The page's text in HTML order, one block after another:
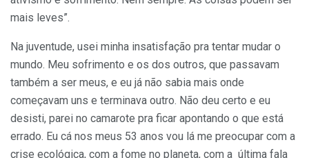
mais leves”.
Na juventude, usei minha insatisfação pra tentar mudar o
mundo. Meu sofrimento e os dos outros, que passavam
também a ser meus, e eu já não sabia mais onde
começavam uns e terminava outro. Não deu certo e eu
desisti, parei no camarote pra ficar apontando o que está
errado. Eu cá nos meus 53 anos vou lá me preocupar com a
crise ecológica, com a fome no planeta, com a última fala